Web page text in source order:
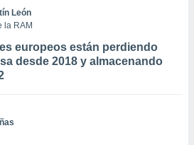
León
la RAM
europeos están perdiendo
desde 2018 y almacenando